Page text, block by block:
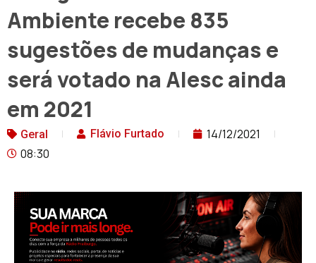
Ambiente recebe 835
sugestões de mudanças e
será votado na Alesc ainda
em 2021
Geral Flávio Furtado
14/12/2021
08:30